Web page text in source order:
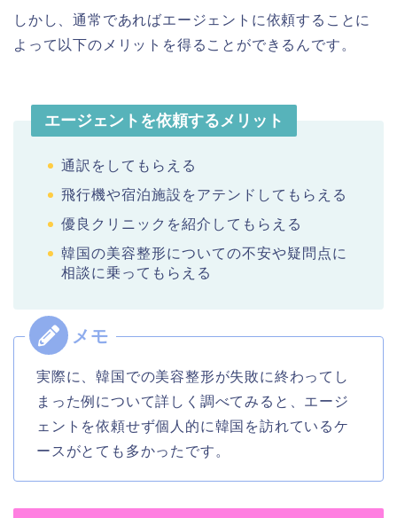
しかし、通常であればエージェントに依頼することに
よって以下のメリットを得ることができるんです。
エージェントを依頼するメリット
通訳をしてもらえる
飛行機や宿泊施設をアテンドしてもらえる
優良クリニックを紹介してもらえる
韓国の美容整形についての不安や疑問点に
相談に乗ってもらえる
実際に、韓国での美容整形が失敗に終わってし
まった例について詳しく調べてみると、エージ
ェントを依頼せず個人的に韓国を訪れているケ
ースがとても多かったです。